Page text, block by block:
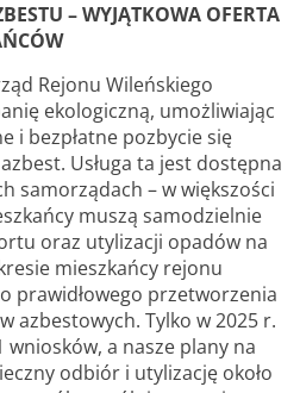
– WYJĄTKOWA OFERTA
Rejonu Wileńskiego
ekologiczną, umożliwiając
i bezpłatne pozbycie się
Usługa ta jest dostępna
samorządach – w większości
muszą samodzielnie
oraz utylizacji opadów na
mieszkańcy rejonu
prawidłowego przetworzenia
azbestowych. Tylko w 2025 r.
wniosków, a nasze plany na
odbiór i utylizację około